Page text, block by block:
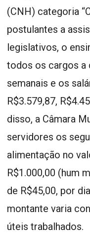
(CNH) categoria
postulantes a
legislativos, o
todos os cargos a
semanais e os
R$3.579,87,
disso, a Câmara
servidores os
alimentação no
R$1.000,00 (hum
de R$45,00, por
montante varia
úteis trabalhados.